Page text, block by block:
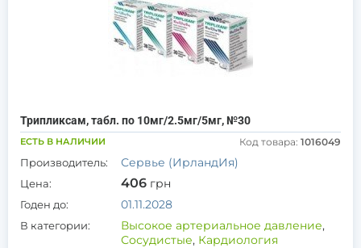
Трипликсам, табл. по 10мг/2.5мг/5мг, №30
ЕСТЬ В НАЛИЧИИ Код товара: 1016049
Производитель: Сервье (ИрландИя)
Цена: 406 грн
Годен до: 01.11.2028
В категории: Высокое артериальное давление,
Сосудистые, Кардиология